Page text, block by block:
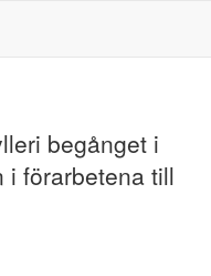
begånget i
i förarbetena till